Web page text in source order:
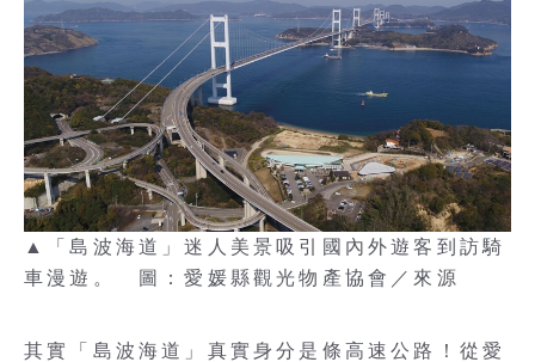
▲「島波海道」迷人美景吸引國內外遊客到訪騎
車漫遊。 圖：愛媛縣觀光物產協會／來源
其實「島波海道」真實身分是條高速公路！從愛